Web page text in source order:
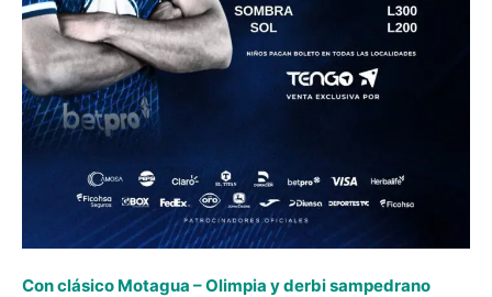
Con clásico Motagua – Olimpia y derbi sampedrano